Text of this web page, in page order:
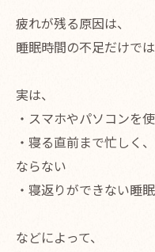
疲れが残る原因は、
睡眠時間の不足だけでは
実は、
・スマホやパソコンを
・寝る直前まで忙しく
ならない
・寝返りができない睡
などによって、